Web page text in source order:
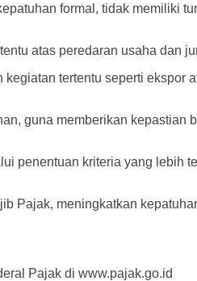
formal, tidak memiliki
atas peredaran usaha dan
tertentu seperti ekspor
guna memberikan kepastian
penentuan kriteria yang lebih
Pajak, meningkatkan
Pajak di www.pajak.go.id